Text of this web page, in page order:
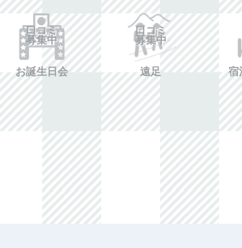
口コミ
募集中
お誕生日会
口コミ
募集中
遠足 宿